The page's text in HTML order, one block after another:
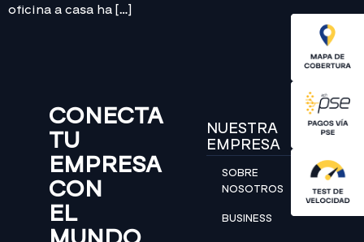
oficina a casa ha […]
CONECTA
TU
EMPRESA
CON
EL
NUESTRA
EMPRESA
SOBRE
NOSOTROS
BUSINESS